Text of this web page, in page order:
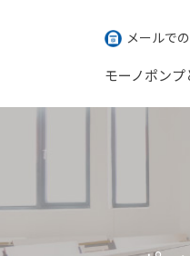
メールで
モーノポンプ